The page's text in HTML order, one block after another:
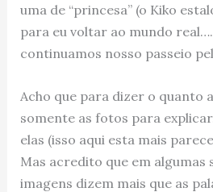
uma de “princesa” (o Kiko
para eu voltar ao mundo real….
continuamos nosso passeio
Acho que para dizer o quanto
somente as fotos para
elas (isso aqui esta mais
Mas acredito que em algumas
imagens dizem mais que as